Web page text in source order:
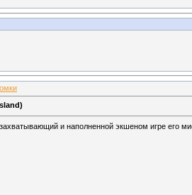
и наполненной экшеном игре его